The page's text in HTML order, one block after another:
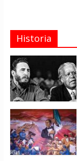
Historia